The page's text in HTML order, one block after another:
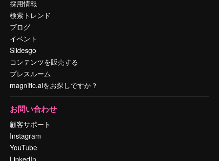
採用情報
検索トレンド
ブログ
イベント
Slidesgo
コンテンツを販売する
プレスルーム
magnific.aiをお探しですか？
お問い合わせ
顧客サポート
Instagram
YouTube
LinkedIn